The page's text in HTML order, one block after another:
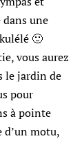
une
🙂
vous aurez
le jardin de
pour
à pointe
d’un motu,